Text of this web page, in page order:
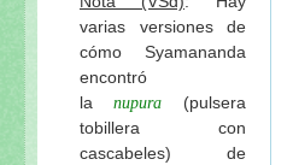
varias versiones de
cómo Syamananda
encontró
la nupura (pulsera
tobillera con
cascabeles) de